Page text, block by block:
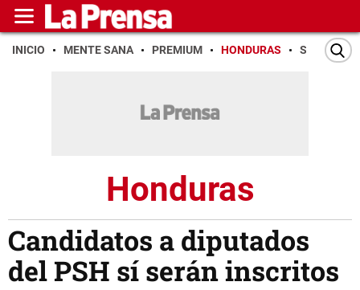
INICIO MENTE SANA PREMIUM HONDURAS SAN PEDRO
Honduras
Candidatos a diputados
del PSH sí serán inscritos